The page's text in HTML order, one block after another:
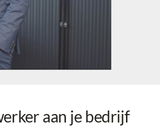
aan je bedrijf